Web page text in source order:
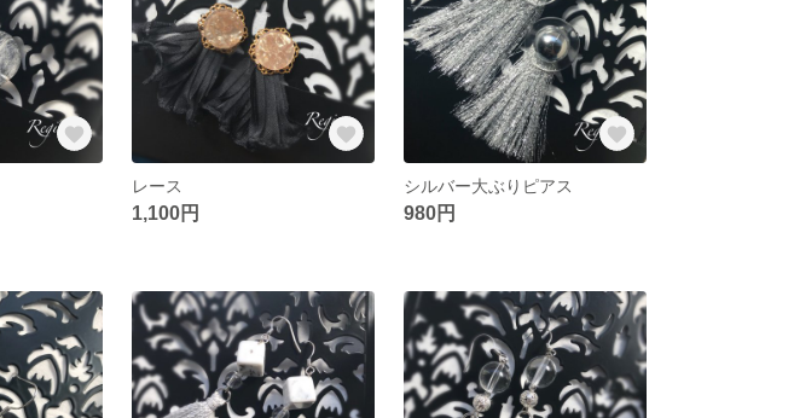
レース
1,100円
シルバー大ぶりピアス
980円